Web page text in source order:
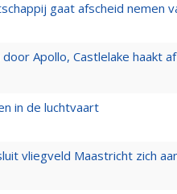
gaat afscheid nemen
Apollo, Castlelake haakt af
in de luchtvaart
vliegveld Maastricht zich